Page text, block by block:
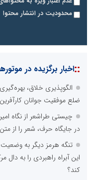
محدودیت در انتشار محتوا
::اخبار برگزیده در
الگوپذیری خلاق،
ضلع موفقیت جوانان کارآفرین
چیستی طراشعر از نگاه
در جایگاه حرف، شعر را از
تنگه هرمز دیگر به
این آبراه راهبردی را به
کند؟